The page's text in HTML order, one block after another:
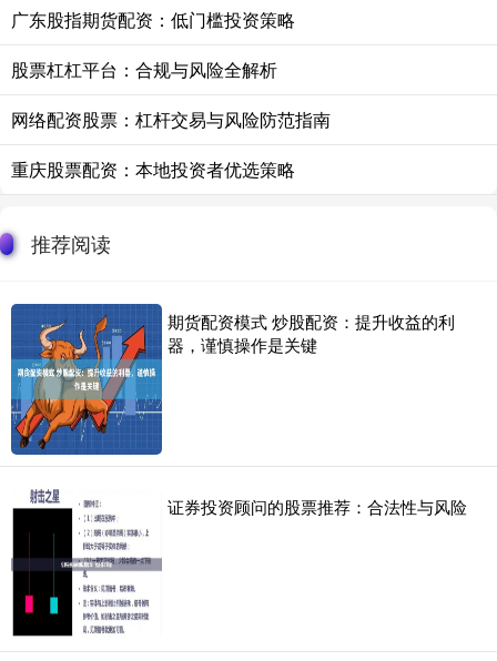
广东股指期货配资：低门槛投资策略
股票杠杠平台：合规与风险全解析
网络配资股票：杠杆交易与风险防范指南
重庆股票配资：本地投资者优选策略
推荐阅读
期货配资模式 炒股配资：提升收益的利
器，谨慎操作是关键
证券投资顾问的股票推荐：合法性与风险